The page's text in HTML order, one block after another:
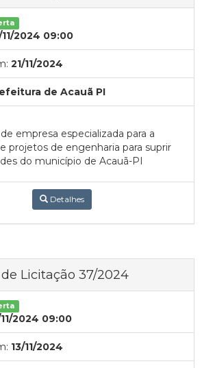
2024 09:00
21/11/2024
de Acauã PI
empresa especializada para a
projetos de engenharia para suprir
do município de Acauã-PI
Detalhes
Licitação 37/2024
2024 09:00
13/11/2024